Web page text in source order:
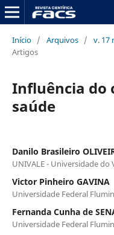
Início / Arquivos / v. 17
Artigos
Influência do
saúde
Danilo Brasileiro
UNIVALE - Universidade do
Victor Pinheiro GAVINA
Universidade Federal
Fernanda Cunha de
Universidade Federal